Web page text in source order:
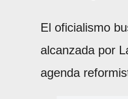
El oficialismo
alcanzada por
agenda